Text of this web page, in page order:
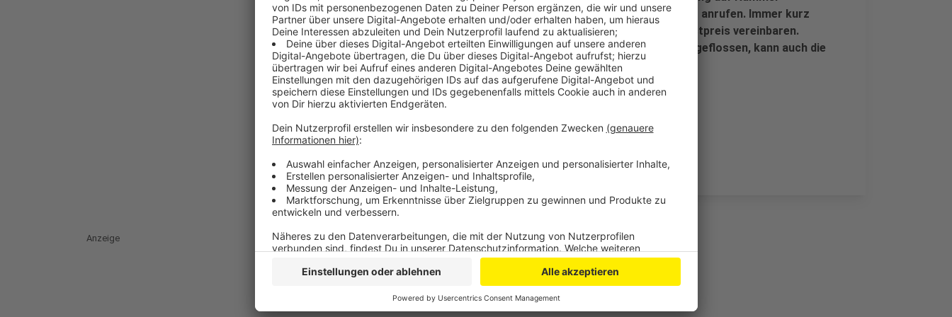
sichergehen und nicht direkt hektisch eine Notdienstnummer anrufen. Immer kurz
recherchieren, woher der Kundendienst kommt und einen Festpreis vereinbaren.
Überteuerte Rechnungen nicht bezahlen. Ist das Geld einmal geflossen, kann auch die
Verbraucherzentrale nur noch schwer helfen.
Veröffentlicht:Donnerstag, 02.07.2020 16:12
Anzeige
Anzeige